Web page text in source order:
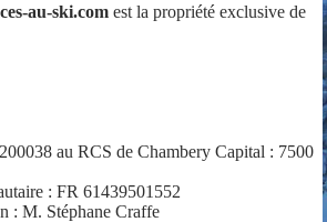
au-ski.comest la propriété exclusive de
au RCS de Chambery Capital : 7500
: FR 61439501552
: M. Stéphane Craffe